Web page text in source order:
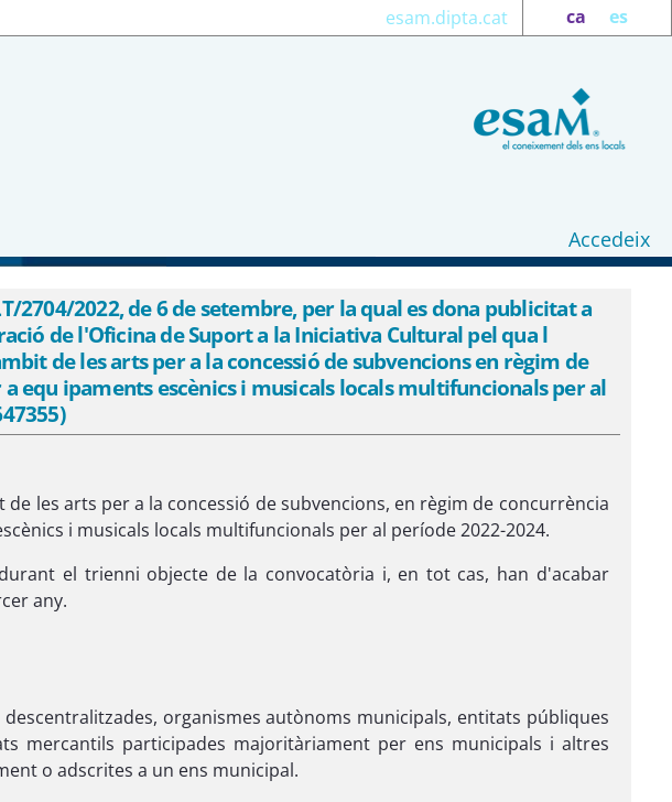
ca es
esam.dipta.cat
Accedeix
es dona publicitat a l&#39;Acord del Consell
pel qua l s&#39;aprova la convocatòria en
concurrència competitiva, per a equ ipaments
BDNS 647355) - eSAM
2704/2022, de 6 de setembre, per la qual es dona publicitat a
de l'Oficina de Suport a la Iniciativa Cultural pel qua l
de les arts per a la concessió de subvencions en règim de
equ ipaments escènics i musicals locals multifuncionals per al
les arts per a la concessió de subvencions, en règim de concurrència
i musicals locals multifuncionals per al període 2022-2024.
el trienni objecte de la convocatòria i, en tot cas, han d'acabar
any.
organismes autònoms municipals, entitats públiques
mercantils participades majoritàriament per ens municipals i altres
o adscrites a un ens municipal.